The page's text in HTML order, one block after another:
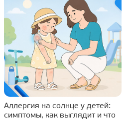
Аллергия на солнце у детей:
симптомы, как выглядит и что